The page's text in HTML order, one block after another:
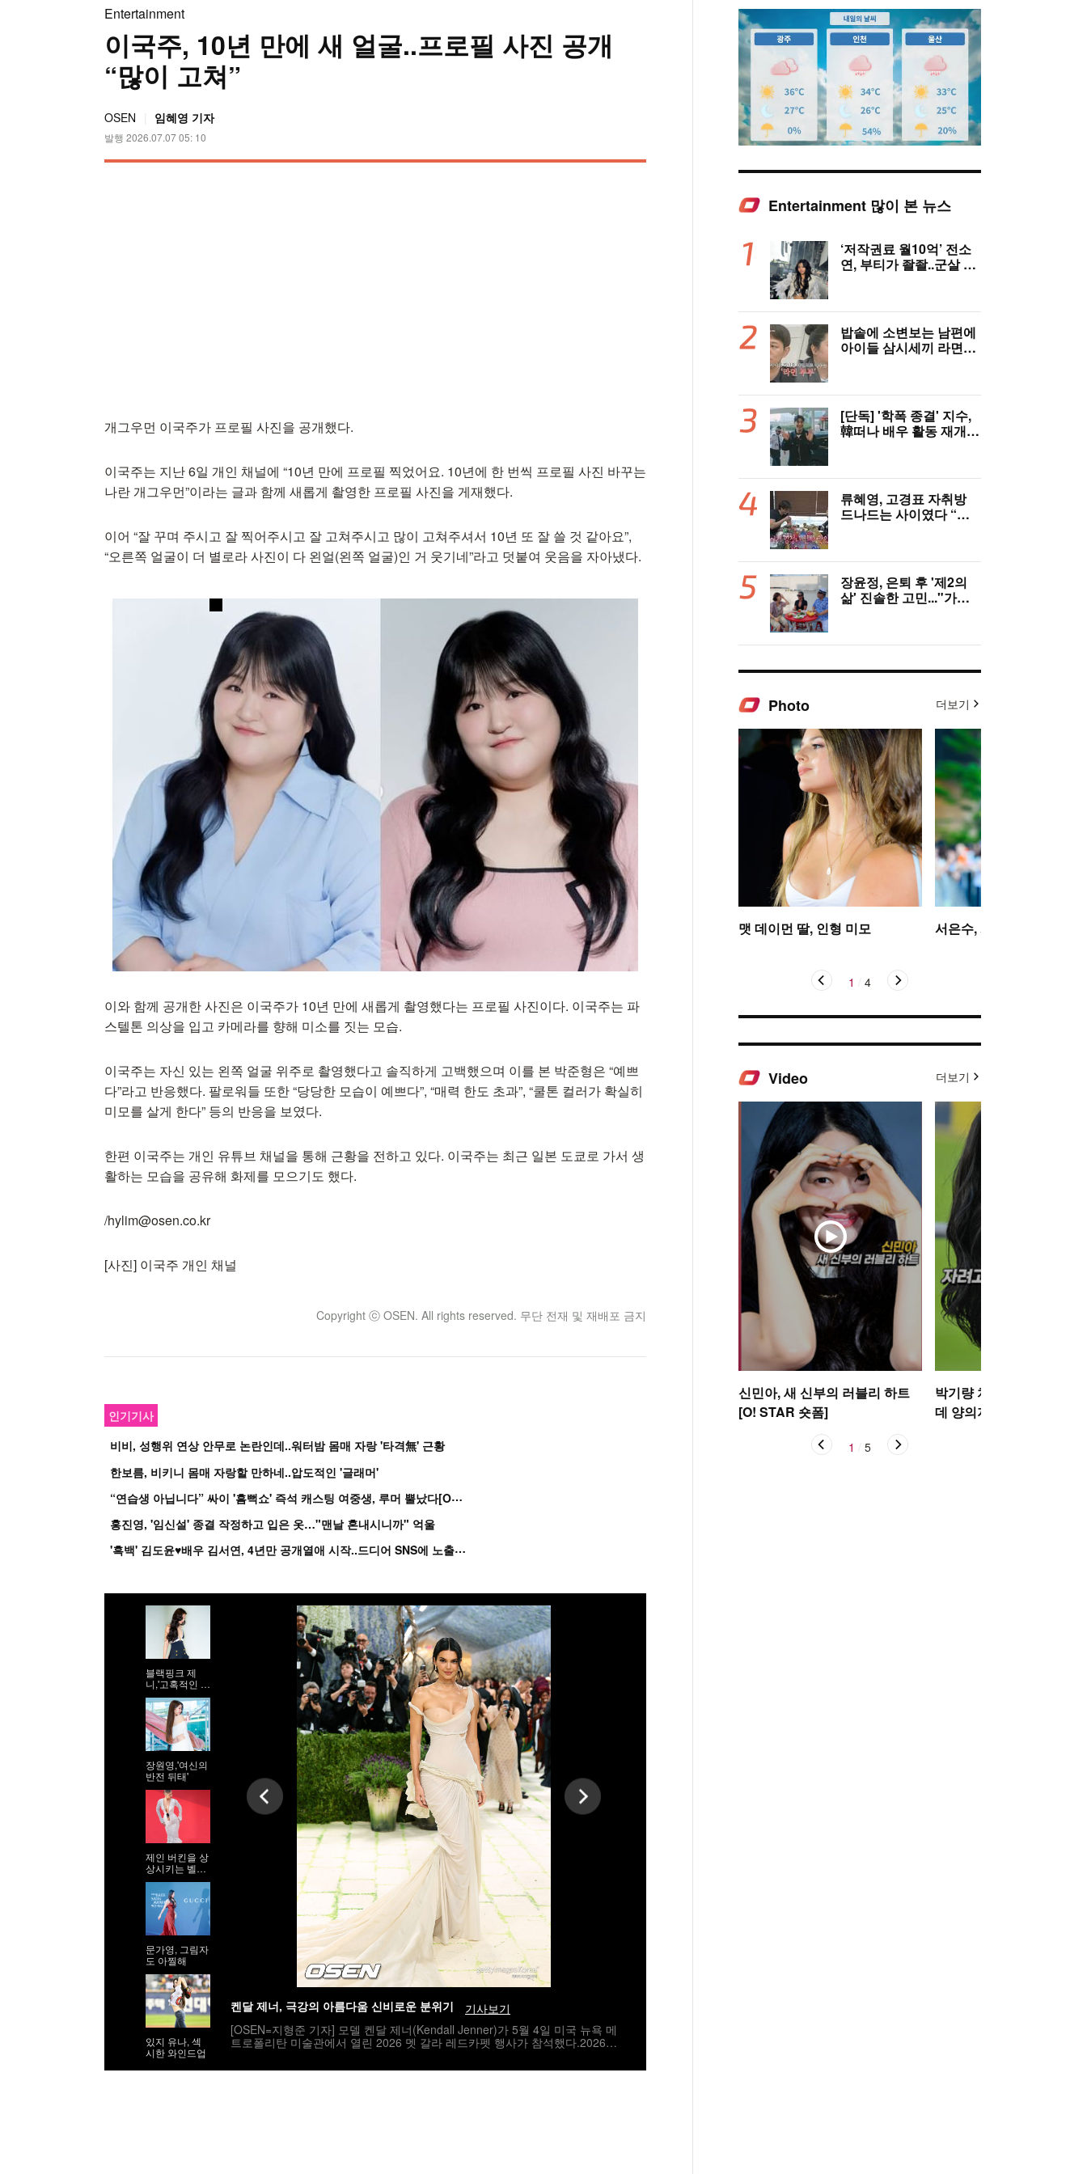
Entertainment
이국주, 10년 만에 새 얼굴..프로필 사진 공개
“많이 고쳐”
OSEN 임혜영 기자
발행 2026.07.07 05: 10
개그우먼 이국주가 프로필 사진을 공개했다.
이국주는 지난 6일 개인 채널에 “10년 만에 프로필 찍었어요. 10년에 한 번씩 프로필 사진 바꾸는
나란 개그우먼”이라는 글과 함께 새롭게 촬영한 프로필 사진을 게재했다.
이어 “잘 꾸며 주시고 잘 찍어주시고 잘 고쳐주시고 많이 고쳐주셔서 10년 또 잘 쓸 것 같아요”,
“오른쪽 얼굴이 더 별로라 사진이 다 왼얼(왼쪽 얼굴)인 거 웃기네”라고 덧붙여 웃음을 자아냈다.
이와 함께 공개한 사진은 이국주가 10년 만에 새롭게 촬영했다는 프로필 사진이다. 이국주는 파
스텔톤 의상을 입고 카메라를 향해 미소를 짓는 모습.
이국주는 자신 있는 왼쪽 얼굴 위주로 촬영했다고 솔직하게 고백했으며 이를 본 박준형은 “예쁘
다”라고 반응했다. 팔로워들 또한 “당당한 모습이 예쁘다”, “매력 한도 초과”, “쿨톤 컬러가 확실히
미모를 살게 한다” 등의 반응을 보였다.
한편 이국주는 개인 유튜브 채널을 통해 근황을 전하고 있다. 이국주는 최근 일본 도쿄로 가서 생
활하는 모습을 공유해 화제를 모으기도 했다.
/hylim@osen.co.kr
[사진] 이국주 개인 채널
Copyright ⓒ OSEN. All rights reserved. 무단 전재 및 재배포 금지
인기기사
비비, 성행위 연상 안무로 논란인데..워터밤 몸매 자랑 '타격無' 근황
한보름, 비키니 몸매 자랑할 만하네..압도적인 '글래머'
“
연습생 아닙니다” 싸이 '흠뻑쇼' 즉석 캐스팅 여중생, 루머 뿔났다[Oh!쎈 이...
홍진영, '임신설' 종결 작정하고 입은 옷…"맨날 혼내시니까" 억울
'
흑백' 김도윤♥배우 김서연, 4년만 공개열애 시작..드디어 SNS에 노출 [핫피...
블랙핑크 제
니,'고혹적인 워
킹'
장원영,'여신의
반전 뒤태'
제인 버킨을 상
상시키는 벨라
하디드
문가영, 그림자
도 아찔해
있지 유나, 섹
시한 와인드업
켄달 제너, 극강의 아름다움 신비로운 분위기
기사보기
[OSEN=지형준 기자] 모델 켄달 제너(Kendall Jenner)가 5월 4일 미국 뉴욕 메
트로폴리탄 미술관에서 열린 2026 멧 갈라 레드카펫 행사가 참석했다.2026
yimages(무단전재 및 재배포 금지)
Mute
Entertainment 많이 본 뉴스
‘저작권료 월10억’ 전소
연, 부티가 좔좔..군살 제
밥솥에 소변보는 남편에
아이들 삼시세끼 라면…
[단독] '학폭 종결' 지수,
韓떠나 배우 활동 재개
터뷰)
류혜영, 고경표 자취방
드나드는 사이였다 “부
장윤정, 은퇴 후 '제2의
삶' 진솔한 고민..."가수
Photo 더보기
맷 데이먼 딸, 인형 미모 서은수, 사뿐사뿐
1 4
Video 더보기
신민아, 새 신부의 러블리 하트
[O! STAR 숏폼]
박기량 치어리더, 자려고
데 양의지 [O! SPORTS
1 5